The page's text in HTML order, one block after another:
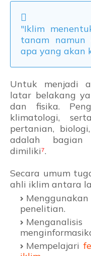
"Iklim
tanam namun
apa yang akan
Untuk menjadi
latar belakang
dan fisika.
klimatologi,
pertanian,
adalah bagian
dimiliki⁷.
Secara umum
ahli iklim antara
penelitian.
Mempelajari